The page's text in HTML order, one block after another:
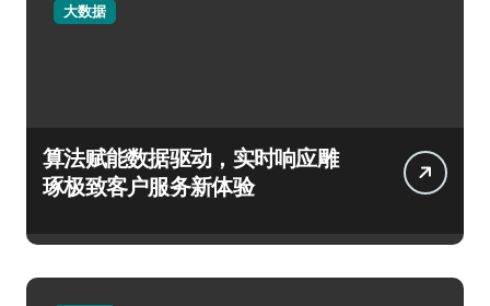
大数据
算法赋能数据驱动，实时响应雕
琢极致客户服务新体验